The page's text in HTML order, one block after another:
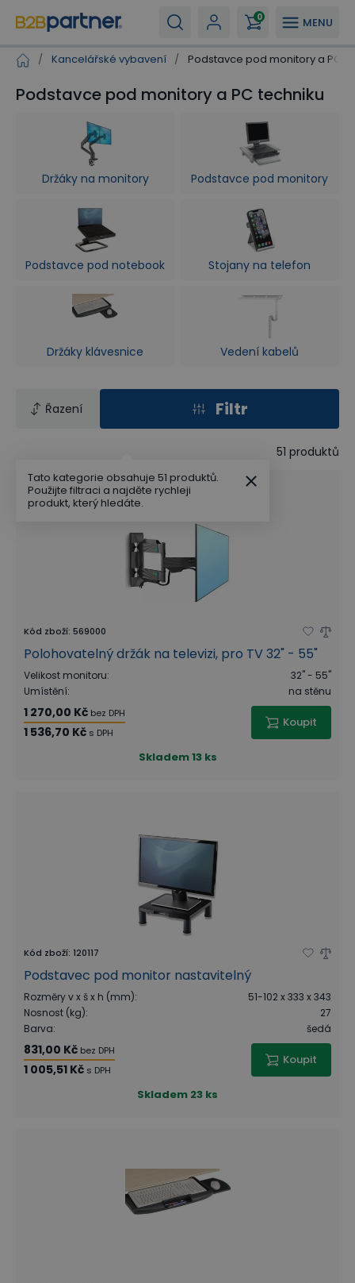
MENU
0
/ Kancelářské vybavení / Podstavce pod monitory a PC
Podstavce pod monitory a PC techniku
Držáky na monitory Podstavce pod monitory
Podstavce pod notebook Stojany na telefon
Držáky klávesnice Vedení kabelů
Řazení Filtr
51 produktů
Kód zboží: 569000
Polohovatelný držák na televizi, pro TV 32" - 55"
Velikost monitoru:
32" - 55"
Umístění: na stěnu
1 270,00 Kč bez DPH
1 536,70 Kč s DPH
Koupit
Skladem13 ks
Kód zboží: 120117
Podstavec pod monitor nastavitelný
Rozměry v x š x h (mm):
51-102 x 333 x 343
Nosnost (kg):
27
Barva: šedá
831,00 Kč bez DPH
1 005,51 Kč s DPH
Koupit
Skladem 23 ks
Tato kategorie obsahuje 51 produktů.
Použijte filtraci a najděte rychleji
produkt, který hledáte.